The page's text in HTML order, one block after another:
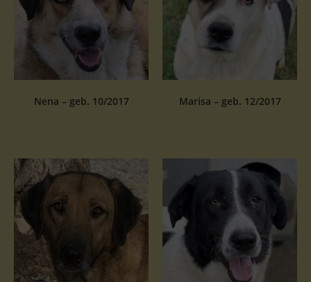
Nena – geb. 10/2017 Marisa – geb. 12/2017